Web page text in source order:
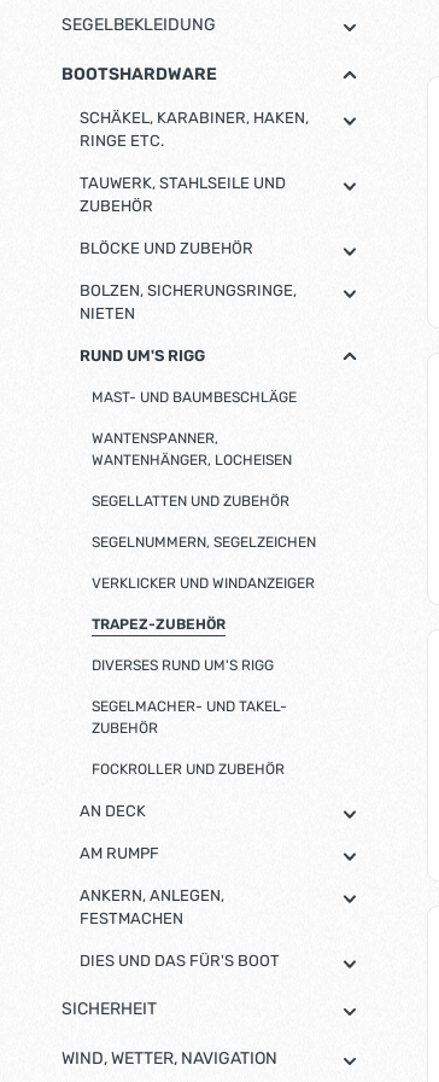
SEGELBEKLEIDUNG
BOOTSHARDWARE
SCHÄKEL, KARABINER, HAKEN,
RINGE ETC.
TAUWERK, STAHLSEILE UND
ZUBEHÖR
BLÖCKE UND ZUBEHÖR
BOLZEN, SICHERUNGSRINGE,
NIETEN
RUND UM'S RIGG
MAST- UND BAUMBESCHLÄGE
WANTENSPANNER,
WANTENHÄNGER, LOCHEISEN
SEGELLATTEN UND ZUBEHÖR
SEGELNUMMERN, SEGELZEICHEN
VERKLICKER UND WINDANZEIGER
TRAPEZ-ZUBEHÖR
DIVERSES RUND UM'S RIGG
SEGELMACHER- UND TAKEL-
ZUBEHÖR
FOCKROLLER UND ZUBEHÖR
AN DECK
AM RUMPF
ANKERN, ANLEGEN,
FESTMACHEN
DIES UND DAS FÜR'S BOOT
SICHERHEIT
WIND, WETTER, NAVIGATION